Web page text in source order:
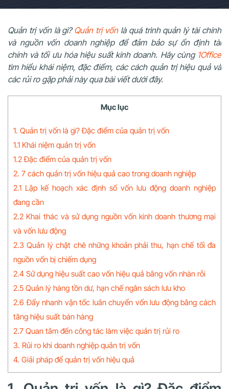
Quản trị vốn là gì?Quản trị vốnlà quá trình quản lý tài chính
và nguồn vốn doanh nghiệp để đảm bảo sự ổn định tài
chính và tối ưu hóa hiệu suất kinh doanh. Hãy cùng 1Office
tìm hiểu khái niệm, đặc điểm, các cách quản trị hiệu quả và
các rủi ro gặp phải này qua bài viết dưới đây.
Mục lục
1. Quản trị vốn là gì? Đặc điểm của quản trị vốn
1.1 Khái niệm quản trị vốn
1.2 Đặc điểm của quản trị vốn
2. 7 cách quản trị vốn hiệu quả cao trong doanh nghiệp
2.1 Lập kế hoạch xác định số vốn lưu động doanh nghiệp
đang cần
2.2 Khai thác và sử dụng nguồn vốn kinh doanh thương mại
và vốn lưu động
2.3 Quản lý chặt chẽ những khoản phải thu, hạn chế tối đa
nguồn vốn bị chiếm dụng
2.4 Sử dụng hiệu suất cao vốn hiệu quả bằng vốn nhàn rỗi
2.5 Quản lý hàng tồn dư, hạn chế ngân sách lưu kho
2.6 Đẩy nhanh vận tốc luân chuyển vốn lưu động bằng cách
tăng hiệu suất bán hàng
2.7 Quan tâm đến công tác làm việc quản trị rủi ro
3. Rủi ro khi doanh nghiệp quản trị vốn
4. Giải pháp để quản trị vốn hiệu quả